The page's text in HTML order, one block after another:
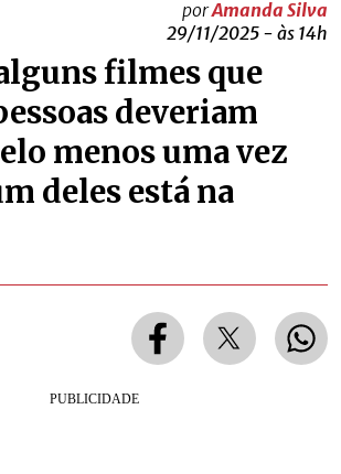
porAmanda Silva
29/11/2025 - às 14h
filmes que
deveriam
menos uma vez
deles está na